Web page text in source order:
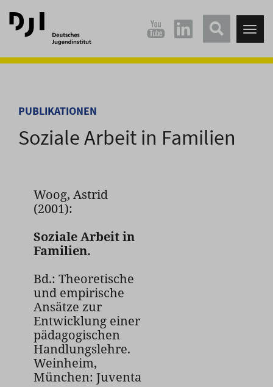
Direkt
zum
Hauptinhalt
Direkt
zum
Hauptmenü
PUBLIKATIONEN
Soziale Arbeit in Familien
Woog, Astrid
(2001):
Soziale Arbeit in
Familien.
Bd.: Theoretische
und empirische
Ansätze zur
Entwicklung einer
pädagogischen
Handlungslehre.
Weinheim,
München: Juventa